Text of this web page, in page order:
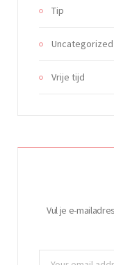
Tip
Uncategorized
Vrije tijd
Vul je e-